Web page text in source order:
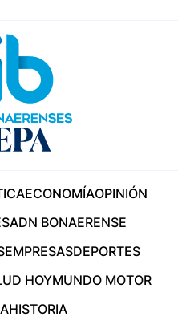
ECONOMÍAOPINIÓN
ADN BONAERENSE
EMPRESASDEPORTES
HOYMUNDO MOTOR
HISTORIA